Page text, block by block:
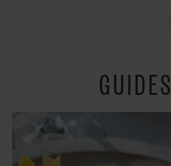
fredeligt”
GUIDES